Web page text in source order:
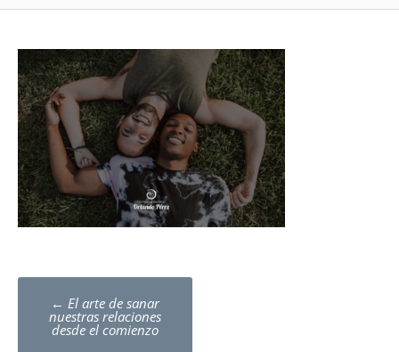
Post
navigation
← El arte de sanar
nuestras relaciones
desde el comienzo